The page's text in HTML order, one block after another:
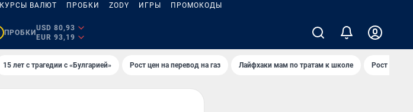
КУРСЫ ВАЛЮТ ПРОБКИ ZODY ИГРЫ ПРОМОКОДЫ
ПРОБКИ
USD 80,93
EUR 93,19
15 лет с трагедии с «Булгарией» Рост цен на перевод на газ Лайфхаки мам по тратам к школе Рост цен на